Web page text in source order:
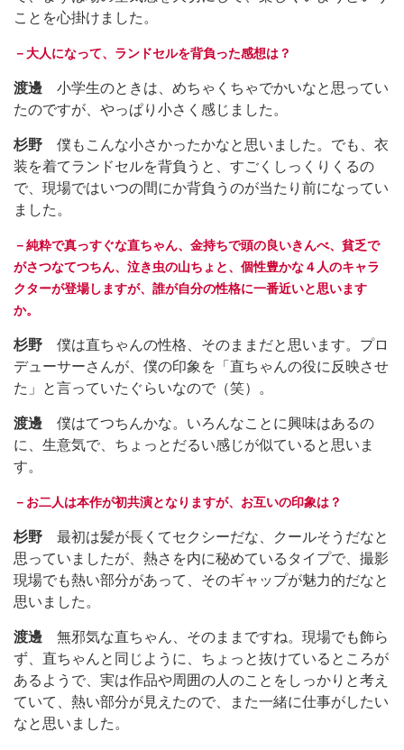
ことを心掛けました。
－大人になって、ランドセルを背負った感想は？
渡邊 小学生のときは、めちゃくちゃでかいなと思ってい
たのですが、やっぱり小さく感じました。
杉野 僕もこんな小さかったかなと思いました。でも、衣
装を着てランドセルを背負うと、すごくしっくりくるの
で、現場ではいつの間にか背負うのが当たり前になってい
ました。
－純粋で真っすぐな直ちゃん、金持ちで頭の良いきんべ、貧乏で
がさつなてつちん、泣き虫の山ちょと、個性豊かな４人のキャラ
クターが登場しますが、誰が自分の性格に一番近いと思います
か。
杉野 僕は直ちゃんの性格、そのままだと思います。プロ
デューサーさんが、僕の印象を「直ちゃんの役に反映させ
た」と言っていたぐらいなので（笑）。
渡邊 僕はてつちんかな。いろんなことに興味はあるの
に、生意気で、ちょっとだるい感じが似ていると思いま
す。
－お二人は本作が初共演となりますが、お互いの印象は？
杉野 最初は髪が長くてセクシーだな、クールそうだなと
思っていましたが、熱さを内に秘めているタイプで、撮影
現場でも熱い部分があって、そのギャップが魅力的だなと
思いました。
渡邊 無邪気な直ちゃん、そのままですね。現場でも飾ら
ず、直ちゃんと同じように、ちょっと抜けているところが
あるようで、実は作品や周囲の人のことをしっかりと考え
ていて、熱い部分が見えたので、また一緒に仕事がしたい
なと思いました。